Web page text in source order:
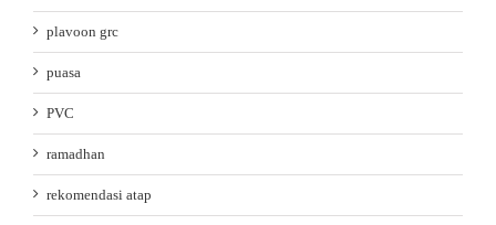
plavoon grc
puasa
PVC
ramadhan
rekomendasi atap